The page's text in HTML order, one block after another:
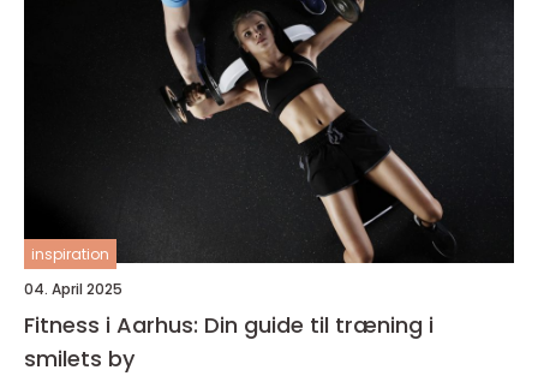
inspiration
04. April 2025
Fitness i Aarhus: Din guide til træning i
smilets by